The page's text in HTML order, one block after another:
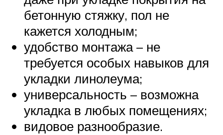
бетонную стяжку, пол не
кажется холодным;
удобство монтажа – не
требуется особых навыков для
укладки линолеума;
универсальность – возможна
укладка в любых помещениях;
видовое разнообразие.